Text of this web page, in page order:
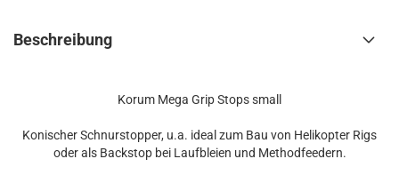
Beschreibung
Korum Mega Grip Stops small
Konischer Schnurstopper, u.a. ideal zum Bau von Helikopter Rigs
oder als Backstop bei Laufbleien und Methodfeedern.